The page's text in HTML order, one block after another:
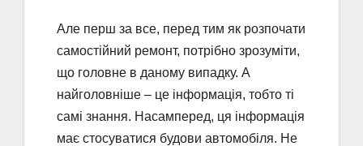
Але перш за все, перед тим як розпочати
самостійний ремонт, потрібно зрозуміти,
що головне в даному випадку. А
найголовніше – це інформація, тобто ті
самі знання. Насамперед, ця інформація
має стосуватися будови автомобіля. Не